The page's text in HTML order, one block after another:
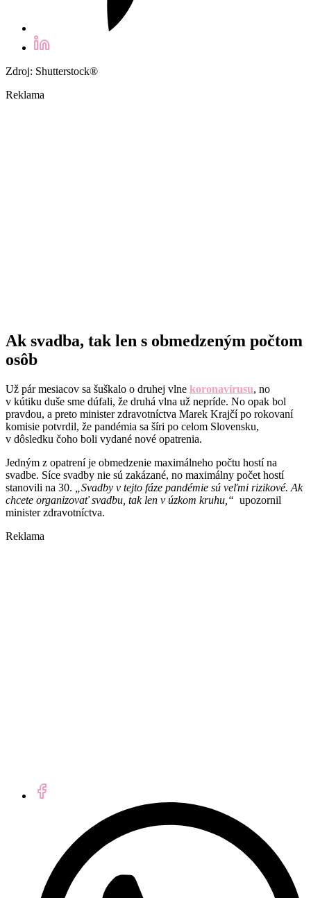
Zdroj: Shutterstock®
Reklama
Ak svadba, tak len s obmedzeným počtom
osôb
Už pár mesiacov sa šuškalo o druhej vlne koronavírusu, no
v kútiku duše sme dúfali, že druhá vlna už nepríde. No opak bol
pravdou, a preto minister zdravotníctva Marek Krajčí po rokovaní
komisie potvrdil, že pandémia sa šíri po celom Slovensku,
v dôsledku čoho boli vydané nové opatrenia.
Jedným z opatrení je obmedzenie maximálneho počtu hostí na
svadbe. Síce svadby nie sú zakázané, no maximálny počet hostí
stanovili na 30.
„Svadby v tejto fáze pandémie sú veľmi rizikové. Ak
chcete organizovať svadbu, tak len v úzkom kruhu,“ upozornil
minister zdravotníctva.
Reklama